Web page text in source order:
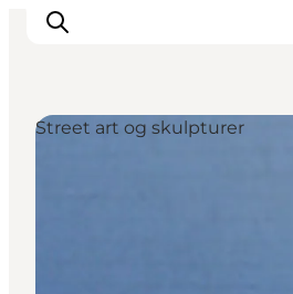
Street art og skulpturer